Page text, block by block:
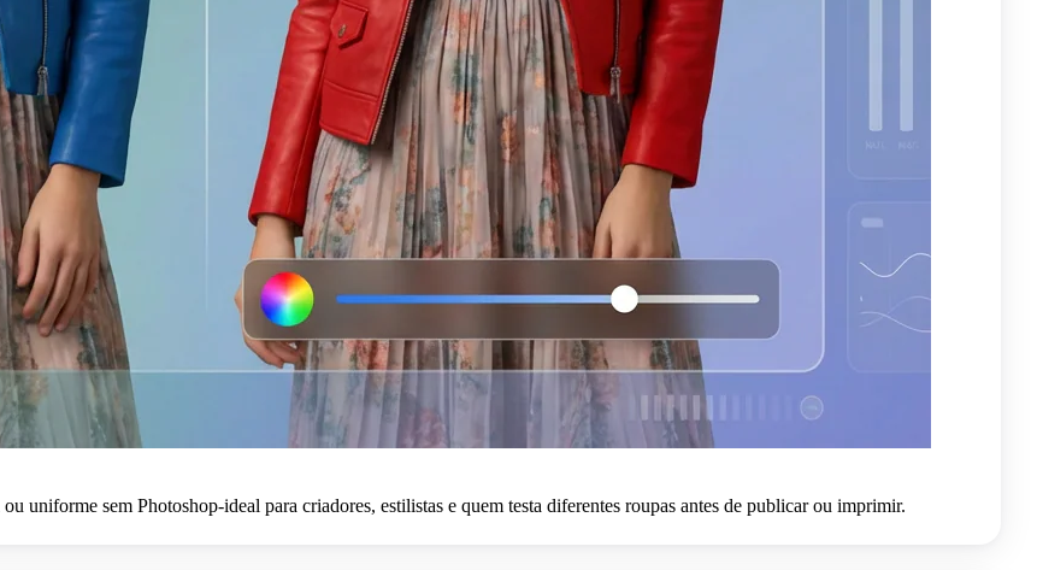
uniforme sem Photoshop-ideal para criadores, estilistas e quem testa diferentes roupas antes de publicar ou imprimir.